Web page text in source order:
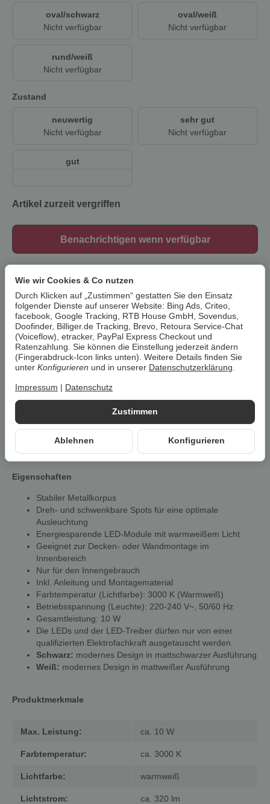
oval/schwarz
Nicht verfügbar
oval/weiß
Nicht verfügbar
rund/weiß
Nicht verfügbar
Zustand
neuwertig
Nicht verfügbar
sehr gut
Nicht verfügbar
gut
Artikel zurzeit vergriffen
Benachrichtigen wenn verfügbar
HAN:100383058
Kategorie:Lampen & Leuchten
Beschreibung
Um dieUmwelt zu schonen, vermeiden wir aufwendige
Umverpackungen. Wenn immer es möglich ist, versenden wir Ihre
Bestellung im Originalkarton des Herstellers
LIVARNO home LED-
Deckenleuchte, 3 Strahler,
warmweiß
Eigenschaften
Stabiler Metallkorpus
Dreh- und schwenkbare Spots für eine optimale
Ausleuchtung
Energiesparende LED-Module mit warmweißem Licht
Geeignet zur Decken- oder Wandmontage im
Innenbereich
Nur für den Innengebrauch
Inkl. Anleitung und Montagematerial
Farbtemperatur (Lichtfarbe): 3000 K (Warmweiß)
Betriebsspannung (Leuchte): 220-240 V~, 50/60 Hz
Gesamtleistung: 10 W
Die LEDs und der LED-Treiber dürfen nur von einer
qualifizierten Elektrofachkraft ausgetauscht werden.
Schwarz: modernes Design in mattschwarzer Ausführung
Weiß: modernes Design in mattweißer Ausführung
Produktmerkmale
Max. Leistung: ca. 10 W
Farbtemperatur: ca. 3000 K
Lichtfarbe: warmweiß
Lichtstrom: ca. 320 lm
Zustimmen
Ablehnen Konfigurieren
Wie wir Cookies & Co nutzen
Durch Klicken auf „Zustimmen“ gestatten Sie den Einsatz
folgender Dienste auf unserer Website: Bing Ads, Criteo,
facebook, Google Tracking, RTB House GmbH, Sovendus,
Doofinder, Billiger.de Tracking, Brevo, Retoura Service-Chat
(Voiceflow), etracker, PayPal Express Checkout und
Ratenzahlung. Sie können die Einstellung jederzeit ändern
(Fingerabdruck-Icon links unten). Weitere Details finden Sie
unter Konfigurieren und in unserer Datenschutzerklärung
Impressum Datenschutz